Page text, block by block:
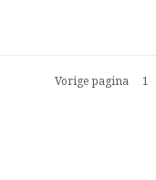
Vorige pagina 1